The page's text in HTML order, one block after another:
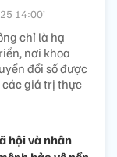
14:00’
chỉ là hạ
nơi khoa
đổi số được
các giá trị thực
hội và nhân